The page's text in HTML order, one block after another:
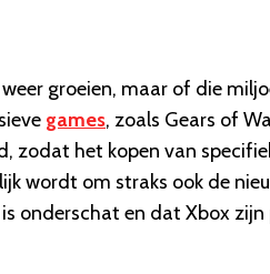
groeien, maar of die
games, zoals Gears of
zodat het kopen van
wordt om straks ook de
onderschat en dat Xbox